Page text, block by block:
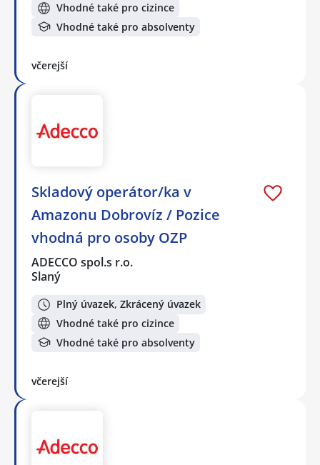
Vhodné také pro cizince
Vhodné také pro absolventy
včerejší
Skladový operátor/ka v
Amazonu Dobrovíz / Pozice
vhodná pro osoby OZP
ADECCO spol.s r.o.
Slaný
Plný úvazek, Zkrácený úvazek
Vhodné také pro cizince
Vhodné také pro absolventy
včerejší